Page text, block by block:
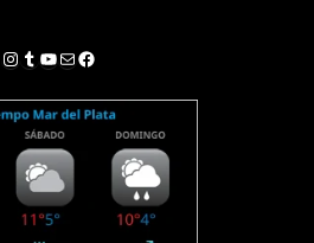
Instagram
Tumblr
YouTube
Correo electrónico
Facebook